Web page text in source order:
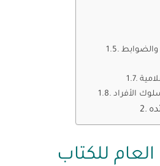
والضوابط
الأفراد
للكتاب